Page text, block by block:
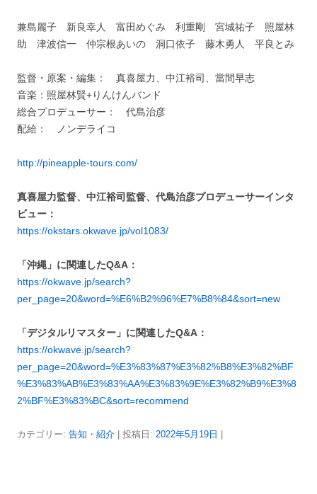
兼島麗子 新良幸人 富田めぐみ 利重剛 宮城祐子 照屋林
助 津波信一 仲宗根あいの 洞口依子 藤木勇人 平良とみ
監督・原案・編集： 真喜屋力、中江裕司、當間早志
音楽：照屋林賢+りんけんバンド
総合プロデューサー： 代島治彦
配給： ノンデライコ
http://pineapple-tours.com/
真喜屋力監督、中江裕司監督、代島治彦プロデューサーインタ
ビュー：
https://okstars.okwave.jp/vol1083/
「沖縄」に関連したQ&A：
https://okwave.jp/search?
per_page=20&word=%E6%B2%96%E7%B8%84&sort=new
「デジタルリマスター」に関連したQ&A：
https://okwave.jp/search?
per_page=20&word=%E3%83%87%E3%82%B8%E3%82%BF
%E3%83%AB%E3%83%AA%E3%83%9E%E3%82%B9%E3%8
2%BF%E3%83%BC&sort=recommend
カテゴリー: 告知・紹介 | 投稿日: 2022年5月19日